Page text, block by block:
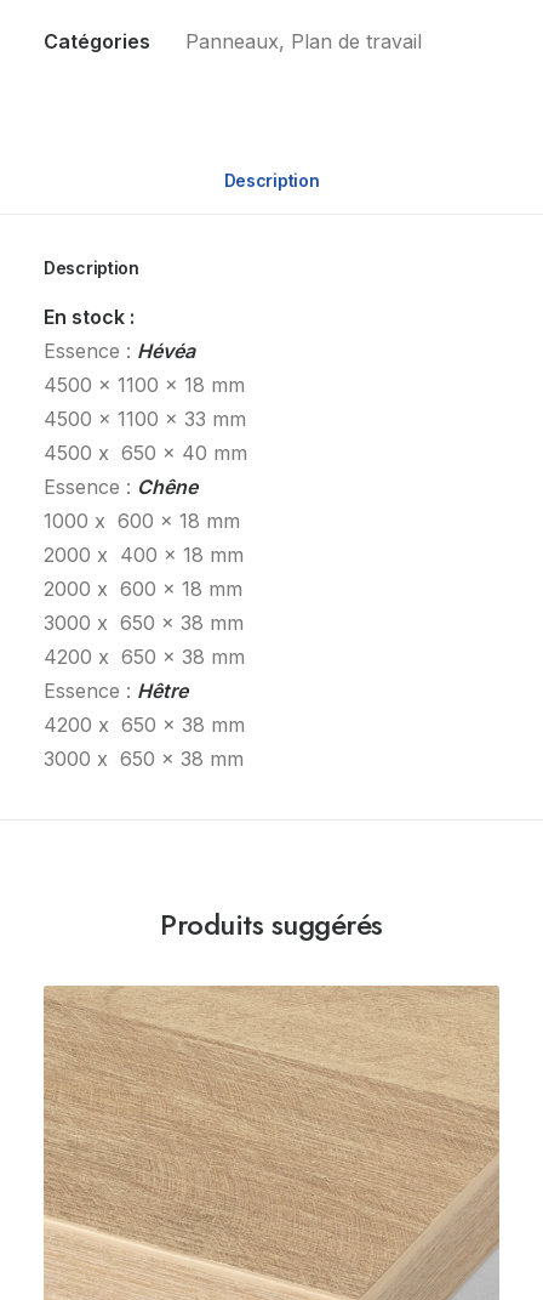
Catégories Panneaux, Plan de travail
Description
Description
En stock :
Essence : Hévéa
4500 x 1100 x 18 mm
4500 x 1100 x 33 mm
4500 x 650 x 40 mm
Essence : Chêne
1000 x 600 x 18 mm
2000 x 400 x 18 mm
2000 x 600 x 18 mm
3000 x 650 x 38 mm
4200 x 650 x 38 mm
Essence : Hêtre
4200 x 650 x 38 mm
3000 x 650 x 38 mm
Produits suggérés